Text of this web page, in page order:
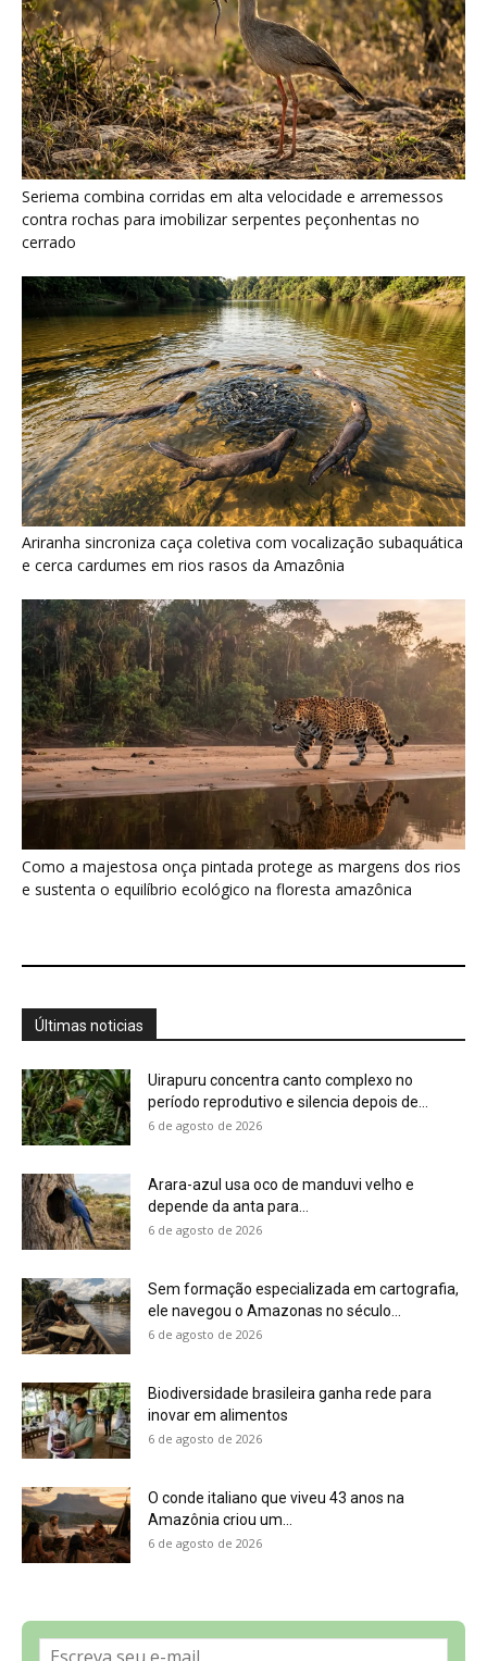
Seriema combina corridas em alta velocidade e arremessos
contra rochas para imobilizar serpentes peçonhentas no
cerrado
Ariranha sincroniza caça coletiva com vocalização subaquática
e cerca cardumes em rios rasos da Amazônia
Como a majestosa onça pintada protege as margens dos rios
e sustenta o equilíbrio ecológico na floresta amazônica
Últimas noticias
Uirapuru concentra canto complexo no
período reprodutivo e silencia depois de...
6 de agosto de 2026
Arara-azul usa oco de manduvi velho e
depende da anta para...
6 de agosto de 2026
Sem formação especializada em cartografia,
ele navegou o Amazonas no século...
6 de agosto de 2026
Biodiversidade brasileira ganha rede para
inovar em alimentos
6 de agosto de 2026
O conde italiano que viveu 43 anos na
Amazônia criou um...
6 de agosto de 2026